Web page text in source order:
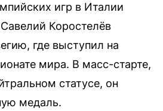
игр в Италии
Коростелёв
где выступил на
мира. В масс-старте,
статусе, он
медаль.